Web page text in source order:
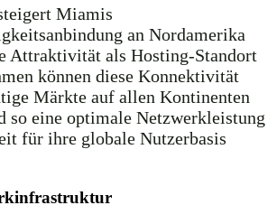
Miamis
an Nordamerika
Attraktivität als Hosting-Standort
können diese Konnektivität
Märkte auf allen Kontinenten
so eine optimale Netzwerkleistung
für ihre globale Nutzerbasis